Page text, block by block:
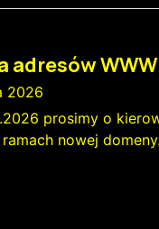
adresów
2026
prosimy o
nowej domeny.